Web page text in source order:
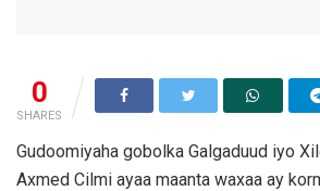
0
SHARES
Gudoomiyaha gobolka Galgaduud iyo
Axmed Cilmi ayaa maanta waxaa ay